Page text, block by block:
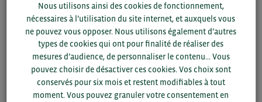
Évaluer l’impact des droits sur vos flux (coûts, délais,
risques juridiques) pour préserver votre compétitivité.
Optimiser vos processus douaniers (classement des
produits, règles d’origine, outils
européens/américains).
Rester vigilantes face aux évolutions réglementaires,
notamment dans la relation UE-US.”
Nous utilisons ainsi des cookies de fonctionnement,
nécessaires à l’utilisation du site internet, et auxquels vous
ne pouvez vous opposer. Nous utilisons également d’autres
types de cookies qui ont pour finalité de réaliser des
mesures d’audience, de personnaliser le contenu... Vous
pouvez choisir de désactiver ces cookies. Vos choix sont
conservés pour six mois et restent modifiables à tout
moment. Vous pouvez granuler votre consentement en